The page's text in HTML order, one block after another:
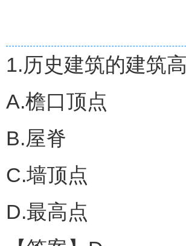
1.历史建筑的建筑
A.檐口顶点
B.屋脊
C.墙顶点
D.最高点